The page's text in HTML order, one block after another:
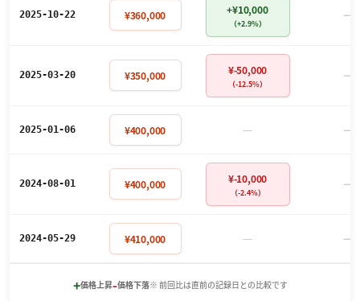
2025-10-22 ¥360,000 +¥10,000
（+2.9%） －
2025-03-20 ¥350,000 ¥-50,000
（-12.5%） －
2025-01-06 ¥400,000 － －
2024-08-01 ¥400,000 ¥-10,000
（-2.4%） －
2024-05-29 ¥410,000 － －
+価格上昇-価格下落※ 前回比は直前の記録日との比較です